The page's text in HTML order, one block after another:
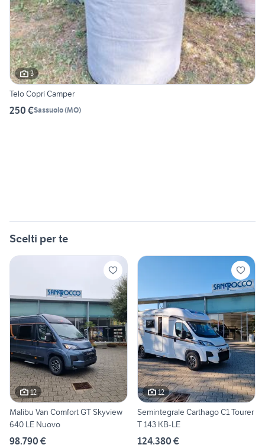
3
Telo Copri Camper
250 €Sassuolo(MO)
Scelti per te
12
Malibu Van Comfort GT Skyview
640 LE Nuovo
98.790 €
12
Semintegrale Carthago C1 Tourer
T 143 KB-LE
124.380 €